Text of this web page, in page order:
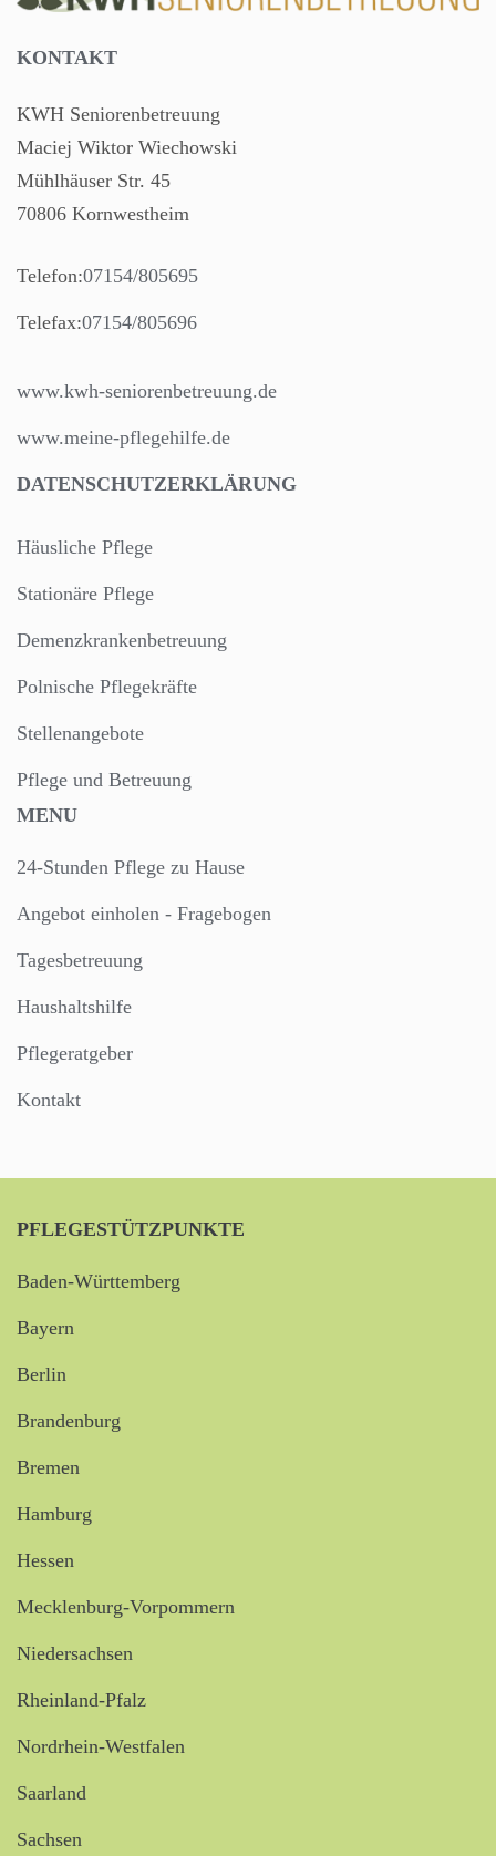
KONTAKT
KWH Seniorenbetreuung
Maciej Wiktor Wiechowski
Mühlhäuser Str. 45
70806 Kornwestheim
Telefon:07154/805695
Telefax:07154/805696
www.kwh-seniorenbetreuung.de
www.meine-pflegehilfe.de
DATENSCHUTZERKLÄRUNG
Häusliche Pflege
Stationäre Pflege
Demenzkrankenbetreuung
Polnische Pflegekräfte
Stellenangebote
Pflege und Betreuung
MENU
24-Stunden Pflege zu Hause
Angebot einholen - Fragebogen
Tagesbetreuung
Haushaltshilfe
Pflegeratgeber
Kontakt
PFLEGESTÜTZPUNKTE
Baden-Württemberg
Bayern
Berlin
Brandenburg
Bremen
Hamburg
Hessen
Mecklenburg-Vorpommern
Niedersachsen
Rheinland-Pfalz
Nordrhein-Westfalen
Saarland
Sachsen